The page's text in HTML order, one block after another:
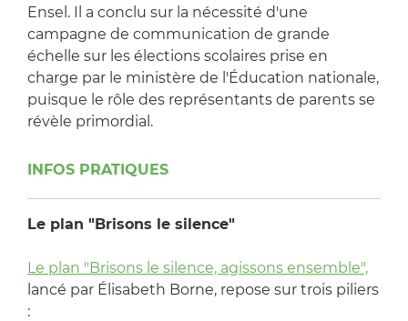
Ensel. Il a conclu sur la nécessité d'une
campagne de communication de grande
échelle sur les élections scolaires prise en
charge par le ministère de l'Éducation nationale,
puisque le rôle des représentants de parents se
révèle primordial.
INFOS PRATIQUES
Le plan "Brisons le silence"
Le plan "Brisons le silence, agissons ensemble",
lancé par Élisabeth Borne, repose sur trois piliers
: